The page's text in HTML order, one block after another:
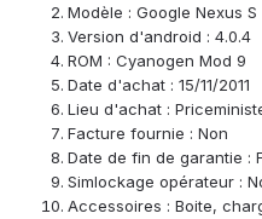
Modèle : Google Nexus S
Version d'android : 4.0.4
ROM : Cyanogen Mod 9
Date d'achat : 15/11/2011
Lieu d'achat :
Facture fournie : Non
Date de fin de garantie :
Simlockage opérateur :
Accessoires : Boite,